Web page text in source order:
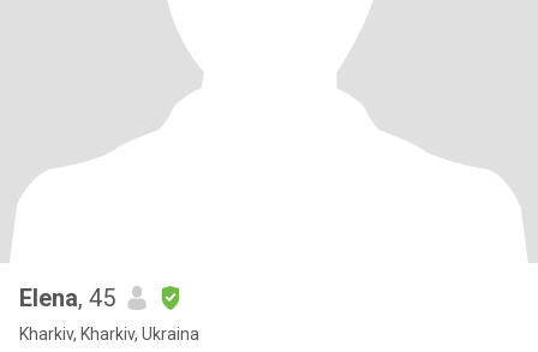
Elena, 45
Kharkiv, Kharkiv, Ukraina